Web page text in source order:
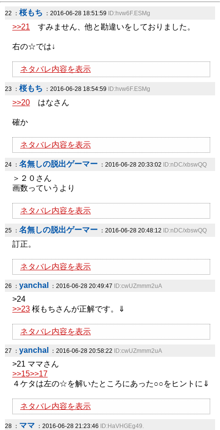
22 ： 桜もち ：2016-06-28 18:51:59 ID:hvw6F.ESMg
>>21 すみません、他と勘違いをしておりました。
右の☆では↓
ネタバレ内容を表示
23 ： 桜もち ：2016-06-28 18:54:59 ID:hvw6F.ESMg
>>20 はなさん
確か
ネタバレ内容を表示
24 ： 名無しの脱出ゲーマー ：2016-06-28 20:33:02 ID:nDC/xbswQQ
＞２０さん
画数っていうより
ネタバレ内容を表示
25 ： 名無しの脱出ゲーマー ：2016-06-28 20:48:12 ID:nDC/xbswQQ
訂正。
ネタバレ内容を表示
26 ： yanchal ：2016-06-28 20:49:47 ID:cwUZmmm2uA
>24
>>23 桜もちさんが正解です。⇓
ネタバレ内容を表示
27 ： yanchal ：2016-06-28 20:58:22 ID:cwUZmmm2uA
>21 ママさん
>>15>>17
４ケタは左の☆を解いたところにあった○○をヒントに⇓
ネタバレ内容を表示
28 ： ママ ：2016-06-28 21:23:46 ID:HaVHGEg49.